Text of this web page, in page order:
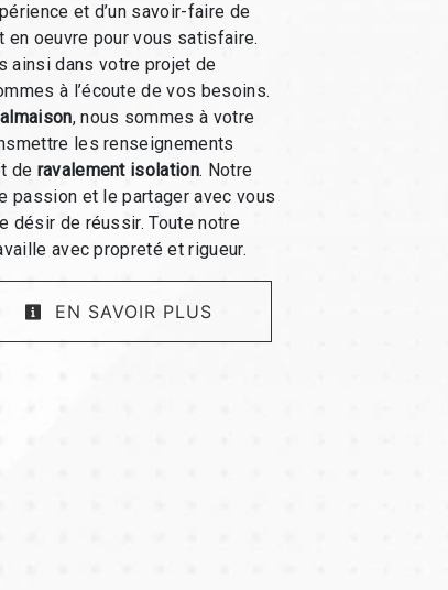
et d’un savoir-faire de
en oeuvre pour vous satisfaire.
ainsi dans votre projet de
à l’écoute de vos besoins.
, nous sommes à votre
les renseignements
de ravalement isolation. Notre
passion et le partager avec vous
désir de réussir. Toute notre
avec propreté et rigueur.
EN SAVOIR PLUS